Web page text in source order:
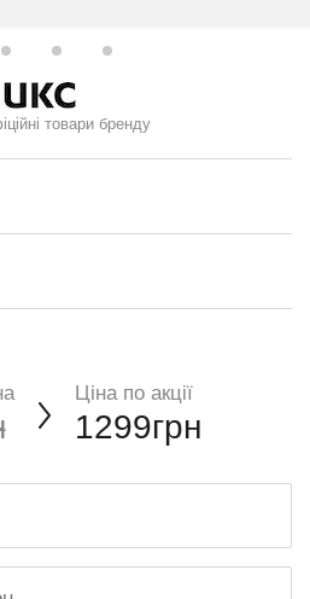
товари бренду
Ціна по акції
1299грн